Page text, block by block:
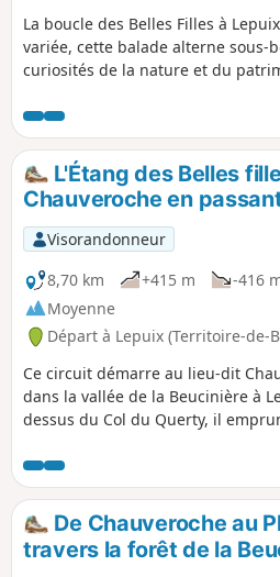
La boucle des Belles Filles à
variée, cette balade alterne sous-
curiosités de la nature et du
L'Étang des Belles
Chauveroche en
Visorandonneur
8,70 km
+415 m -416
Moyenne
Départ à Lepuix (Territoire-de-
Ce circuit démarre au lieu-dit
dans la vallée de la Beucinière à
dessus du Col du Querty, il
la Planche des Belles filles et du
Antoine. Cette route mène à
des Belles Filles et le retour se fait
ruisseau du même nom.
De Chauveroche au
travers la forêt de la